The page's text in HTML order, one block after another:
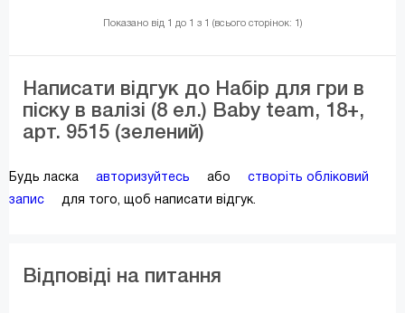
Показано від 1 до 1 з 1 (всього сторінок: 1)
Написати відгук до Набір для гри в
піску в валізі (8 ел.) Baby team, 18+,
арт. 9515 (зелений)
Будь ласка авторизуйтесь або
створіть обліковий
запис
для того, щоб написати відгук.
Відповіді на питання